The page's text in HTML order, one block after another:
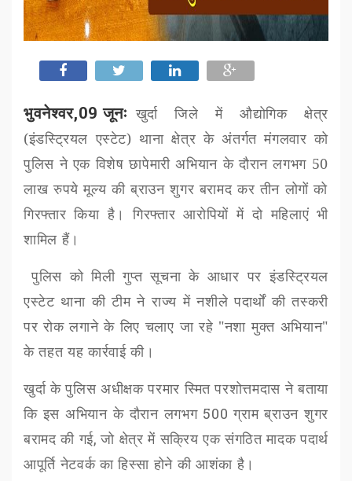
भुवनेश्वर,09 जूनः खुर्दा जिले में औद्योगिक क्षेत्र
(इंडस्ट्रियल एस्टेट) थाना क्षेत्र के अंतर्गत मंगलवार को
पुलिस ने एक विशेष छापेमारी अभियान के दौरान लगभग 50
लाख रुपये मूल्य की ब्राउन शुगर बरामद कर तीन लोगों को
गिरफ्तार किया है। गिरफ्तार आरोपियों में दो महिलाएं भी
शामिल हैं।
पुलिस को मिली गुप्त सूचना के आधार पर इंडस्ट्रियल
एस्टेट थाना की टीम ने राज्य में नशीले पदार्थों की तस्करी
पर रोक लगाने के लिए चलाए जा रहे "नशा मुक्त अभियान"
के तहत यह कार्रवाई की।
खुर्दा के पुलिस अधीक्षक परमार स्मित परशोत्तमदास ने बताया
कि इस अभियान के दौरान लगभग 500 ग्राम ब्राउन शुगर
बरामद की गई,जो क्षेत्र में सक्रिय एक संगठित मादक पदार्थ
आपूर्ति नेटवर्क का हिस्सा होने की आशंका है।